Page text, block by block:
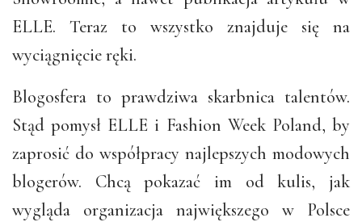
ELLE. Teraz to wszystko znajduje się na
wyciągnięcie ręki.
Blogosfera to prawdziwa skarbnica talentów.
Stąd pomysł ELLE i Fashion Week Poland, by
zaprosić do współpracy najlepszych modowych
blogerów. Chcą pokazać im od kulis, jak
wygląda organizacja największego w Polsce